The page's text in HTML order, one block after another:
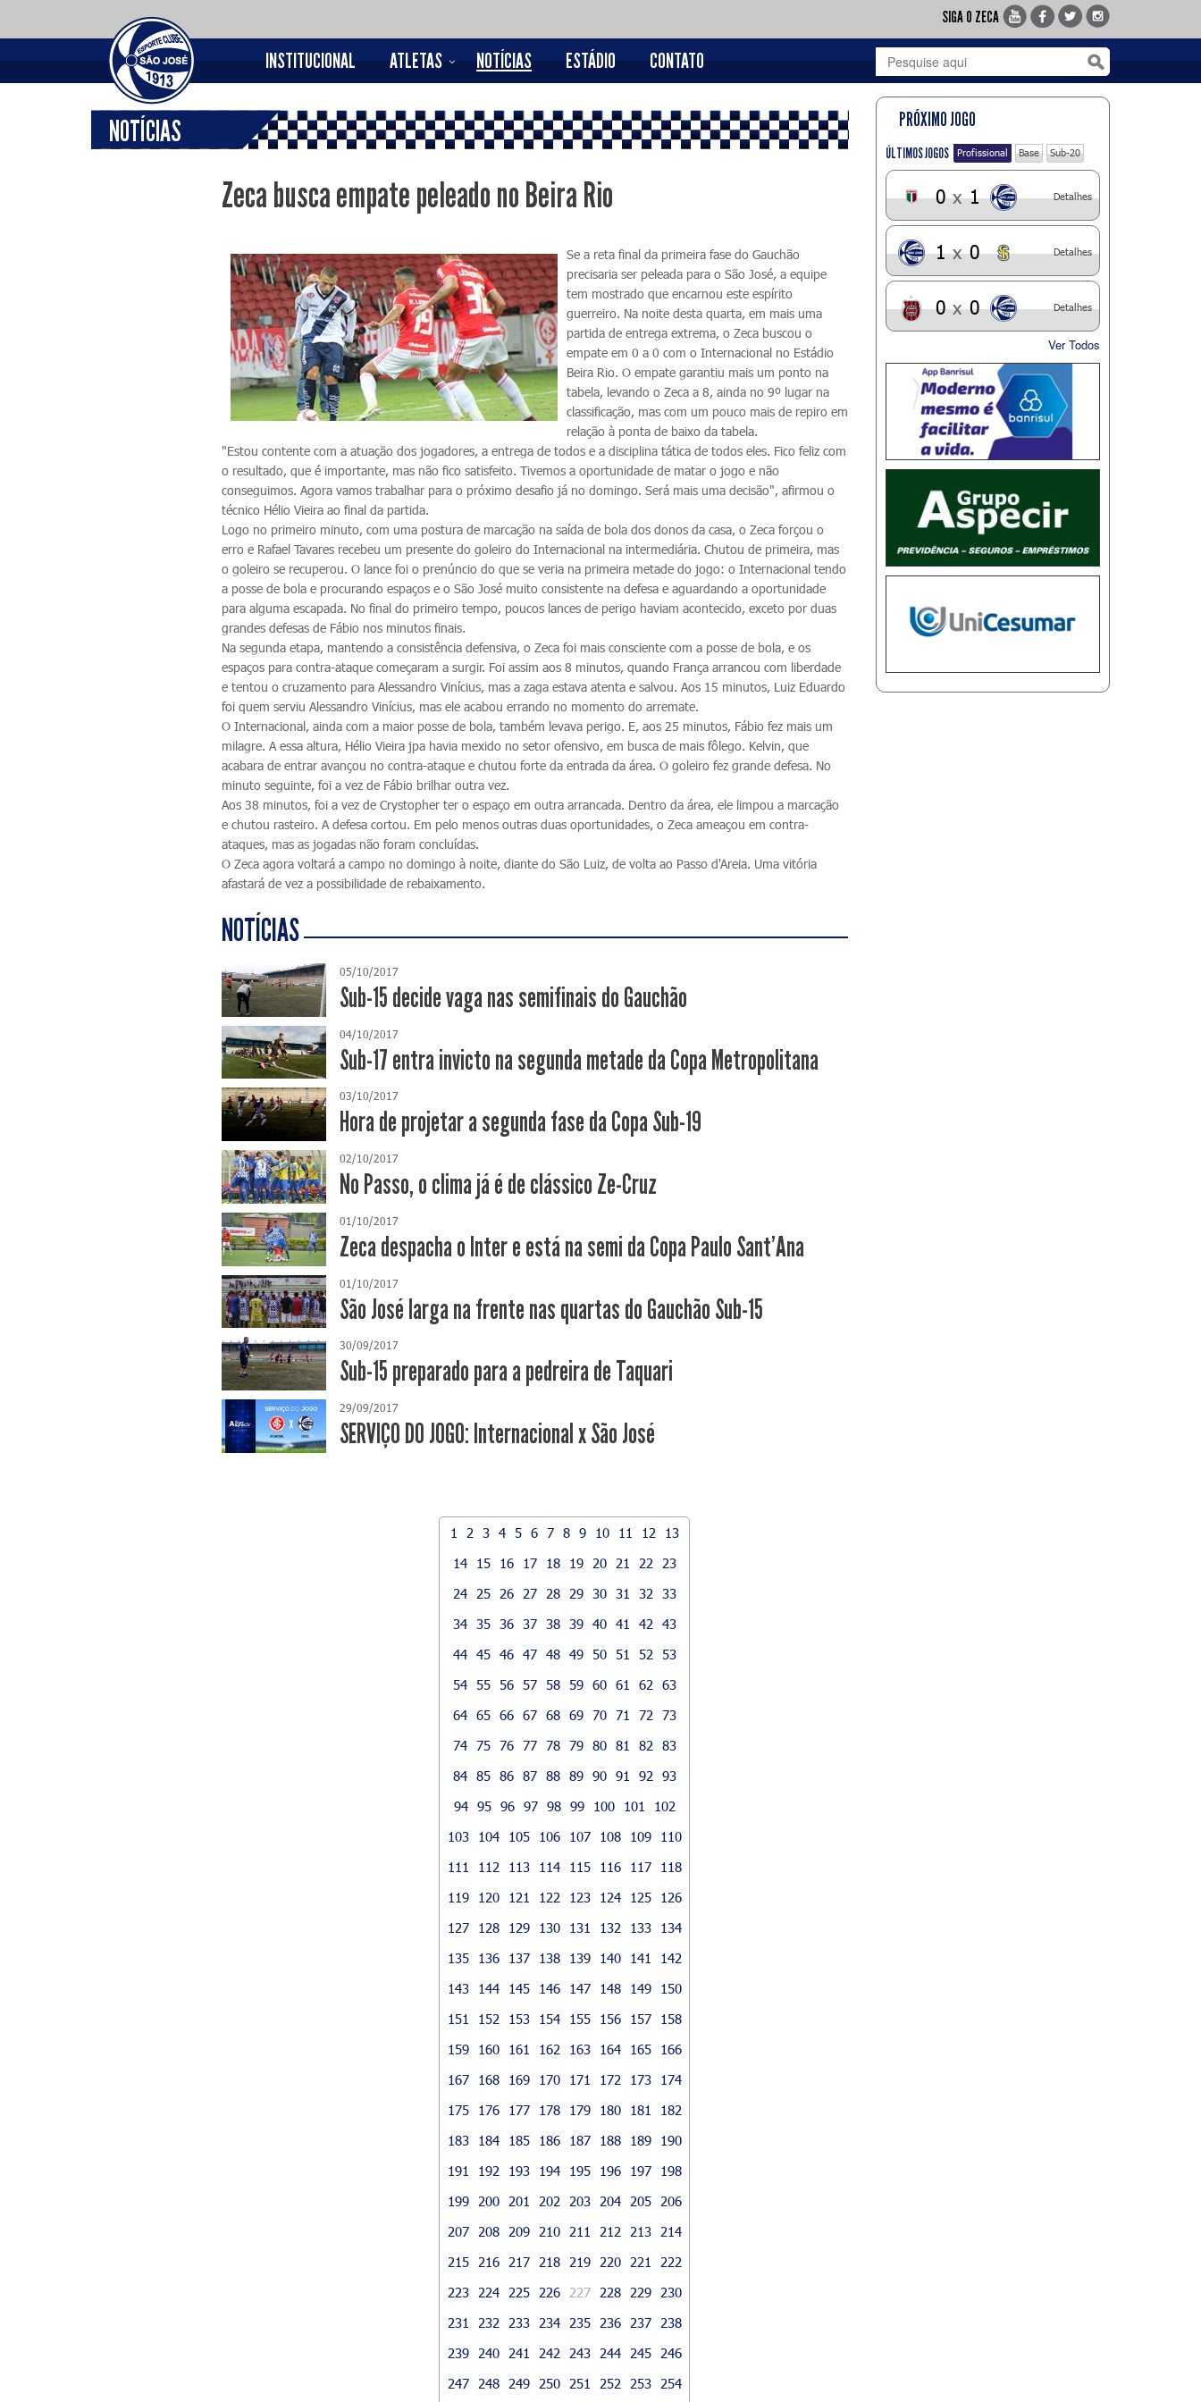
SIGA O ZECA
INSTITUCIONAL ATLETAS NOTÍCIAS ESTÁDIO CONTATO
NOTÍCIAS
Zeca busca empate peleado no Beira Rio
Se a reta final da primeira fase do Gauchão
precisaria ser peleada para o São José, a equipe
tem mostrado que encarnou este espírito
guerreiro. Na noite desta quarta, em mais uma
partida de entrega extrema, o Zeca buscou o
empate em 0 a 0 com o Internacional no Estádio
Beira Rio. O empate garantiu mais um ponto na
tabela, levando o Zeca a 8, ainda no 9º lugar na
classificação, mas com um pouco mais de repiro em
relação à ponta de baixo da tabela.
"Estou contente com a atuação dos jogadores, a entrega de todos e a disciplina tática de todos eles. Fico feliz com
o resultado, que é importante, mas não fico satisfeito. Tivemos a oportunidade de matar o jogo e não
conseguimos. Agora vamos trabalhar para o próximo desafio já no domingo. Será mais uma decisão", afirmou o
técnico Hélio Vieira ao final da partida.
Logo no primeiro minuto, com uma postura de marcação na saída de bola dos donos da casa, o Zeca forçou o
erro e Rafael Tavares recebeu um presente do goleiro do Internacional na intermediária. Chutou de primeira, mas
o goleiro se recuperou. O lance foi o prenúncio do que se veria na primeira metade do jogo: o Internacional tendo
a posse de bola e procurando espaços e o São José muito consistente na defesa e aguardando a oportunidade
para alguma escapada. No final do primeiro tempo, poucos lances de perigo haviam acontecido, exceto por duas
grandes defesas de Fábio nos minutos finais.
Na segunda etapa, mantendo a consistência defensiva, o Zeca foi mais consciente com a posse de bola, e os
espaços para contra-ataque começaram a surgir. Foi assim aos 8 minutos, quando França arrancou com liberdade
e tentou o cruzamento para Alessandro Vinícius, mas a zaga estava atenta e salvou. Aos 15 minutos, Luiz Eduardo
foi quem serviu Alessandro Vinícius, mas ele acabou errando no momento do arremate.
O Internacional, ainda com a maior posse de bola, também levava perigo. E, aos 25 minutos, Fábio fez mais um
milagre. A essa altura, Hélio Vieira jpa havia mexido no setor ofensivo, em busca de mais fôlego. Kelvin, que
acabara de entrar avançou no contra-ataque e chutou forte da entrada da área. O goleiro fez grande defesa. No
minuto seguinte, foi a vez de Fábio brilhar outra vez.
Aos 38 minutos, foi a vez de Crystopher ter o espaço em outra arrancada. Dentro da área, ele limpou a marcação
e chutou rasteiro. A defesa cortou. Em pelo menos outras duas oportunidades, o Zeca ameaçou em contra-
ataques, mas as jogadas não foram concluídas.
O Zeca agora voltará a campo no domingo à noite, diante do São Luiz, de volta ao Passo d'Areia. Uma vitória
afastará de vez a possibilidade de rebaixamento.
NOTÍCIAS
05/10/2017
Sub-15 decide vaga nas semifinais do Gauchão
04/10/2017
Sub-17 entra invicto na segunda metade da Copa Metropolitana
03/10/2017
Hora de projetar a segunda fase da Copa Sub-19
02/10/2017
No Passo, o clima já é de clássico Ze-Cruz
01/10/2017
Zeca despacha o Inter e está na semi da Copa Paulo Sant'Ana
01/10/2017
São José larga na frente nas quartas do Gauchão Sub-15
30/09/2017
Sub-15 preparado para a pedreira de Taquari
29/09/2017
SERVIÇO DO JOGO: Internacional x São José
1 2 3 4 5 6 7 8 9 10 11 12
13
14
15 16 17 18 19 20 21 22
23
24
25 26 27 28 29 30 31 32
33
34 35 36 37 38 39 40 41 42
43
44 45 46 47 48 49 50 51 52
53
54 55 56 57 58 59 60 61 62
63
64 65 66 67 68 69 70 71 72
73
74 75 76 77 78 79 80 81 82
83
84 85 86 87 88 89 90 91 92
93
94 95 96 97 98 99 100 101
102
103
104 105 106 107 108 109
110
111
112 113 114 115 116 117
118
119
120 121 122 123 124 125
126
127
128 129 130 131 132 133
134
135
136 137 138 139 140 141
142
143
144 145 146 147 148 149
150
151
152 153 154 155 156 157
158
159
160 161 162 163 164 165
166
167
168 169 170 171 172 173
174
175
176 177 178 179 180 181
182
183
184 185 186 187 188 189
190
191
192 193 194 195 196 197
198
199
200 201 202 203 204 205
206
207
208 209 210 211 212 213
214
215
216 217 218 219 220 221
222
223
224 225 226 227 228 229
230
231
232 233 234 235 236 237
238
239
240 241 242 243 244 245
246
247
248 249 250 251 252 253 254
PRÓXIMO JOGO
ÚLTIMOS JOGOS Profissional Base Sub-20
0 x 1 Detalhes
1 x 0 Detalhes
0 x 0 Detalhes
Ver Todos